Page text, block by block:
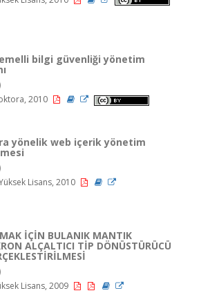
bilgi güvenliği yönetim
2010
yönelik web içerik yönetim
Lisans, 2010
İÇİN BULANIK MANTIK
ALÇALTICI TİP DÖNÜSTÜRÜCÜ
Lisans, 2009